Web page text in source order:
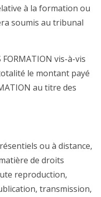
à la formation ou
soumis au tribunal
vis-à-vis
le montant payé
au titre des
ou à distance,
de droits
reproduction,
transmission,